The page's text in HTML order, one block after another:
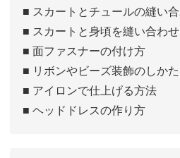
■ スカートとチュールの縫い
■ スカートと身頃を縫い合わ
■ 面ファスナーの付け方
■ リボンやビーズ装飾のしかた
■ アイロンで仕上げる方法
■ ヘッドドレスの作り方